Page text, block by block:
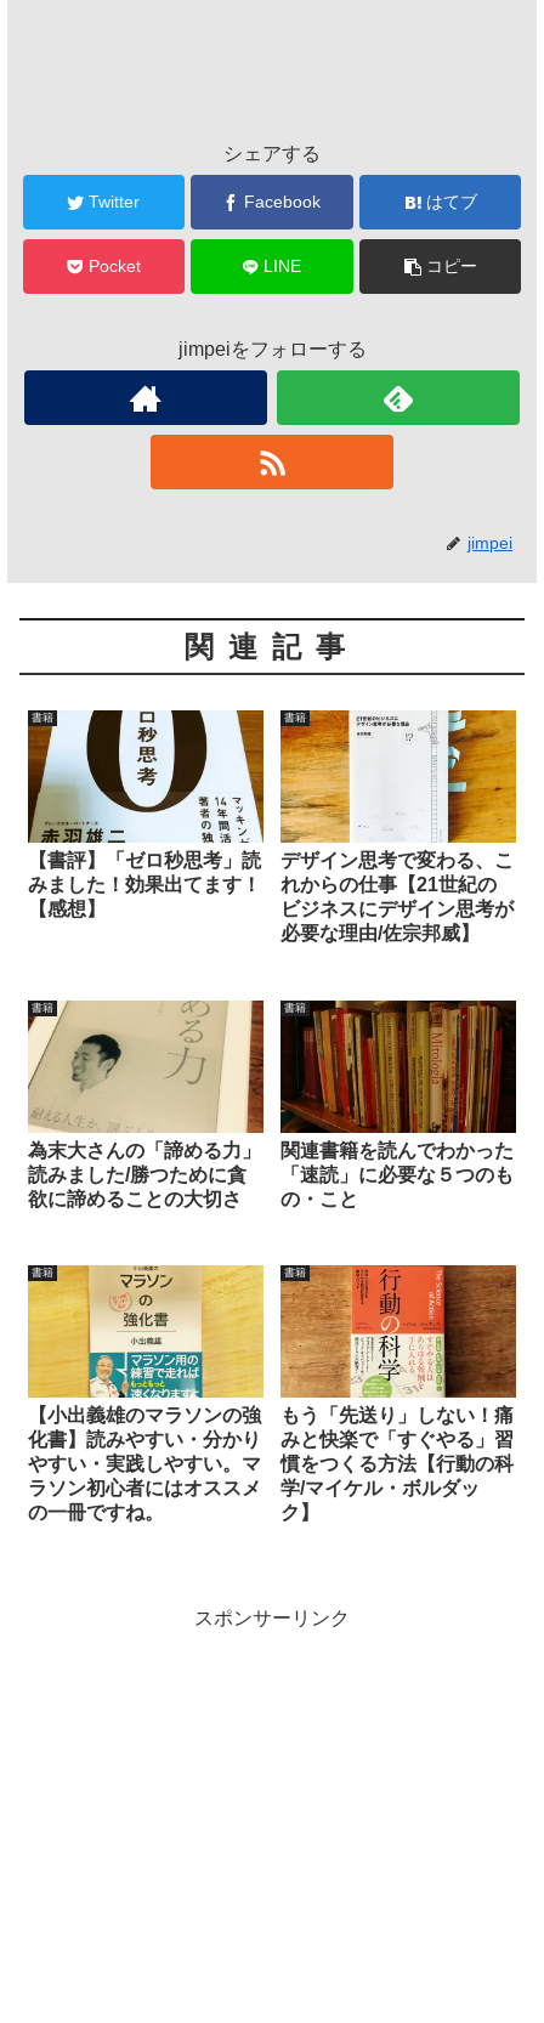
シェアする
Twitter Facebook はてブ
Pocket LINE コピー
jimpeiをフォローする
jimpei
関連記事
書籍
【書評】「ゼロ秒思考」読
みました！効果出てます！
【感想】
書籍
デザイン思考で変わる、こ
れからの仕事【21世紀の
ビジネスにデザイン思考が
必要な理由/佐宗邦威】
書籍
為末大さんの「諦める力」
読みました/勝つために貪
欲に諦めることの大切さ
書籍
関連書籍を読んでわかった
「速読」に必要な５つのも
の・こと
書籍
【小出義雄のマラソンの強
化書】読みやすい・分かり
やすい・実践しやすい。マ
ラソン初心者にはオススメ
の一冊ですね。
書籍
もう「先送り」しない！痛
みと快楽で「すぐやる」習
慣をつくる方法【行動の科
学/マイケル・ボルダッ
ク】
スポンサーリンク